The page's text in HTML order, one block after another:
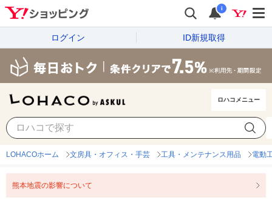
i
ログイン ID新規取得
ロハコメニュー
LOHACOホーム 文房具・オフィス・手芸 工具・メンテナンス用品 電動
熊本地震の影響について